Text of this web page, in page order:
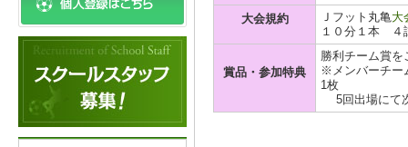
大会規約
Ｊフット丸亀 大
１０分１本 ４
賞品・参加特典
勝利チーム賞
※メンバーチー
1枚
5回出場にて